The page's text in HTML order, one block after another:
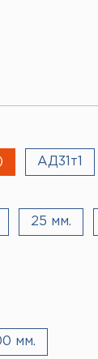
АД31т1
25 мм.
мм.